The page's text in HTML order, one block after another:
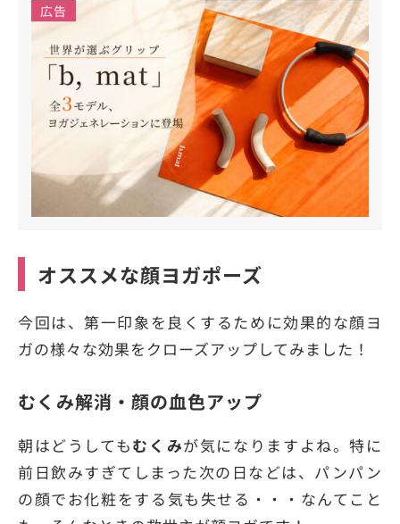
広告
オススメな顔ヨガポーズ
今回は、第一印象を良くするために効果的な顔ヨ
ガの様々な効果をクローズアップしてみました！
むくみ解消・顔の血色アップ
朝はどうしてもむくみが気になりますよね。特に
前日飲みすぎてしまった次の日などは、パンパン
の顔でお化粧をする気も失せる・・・なんてこと